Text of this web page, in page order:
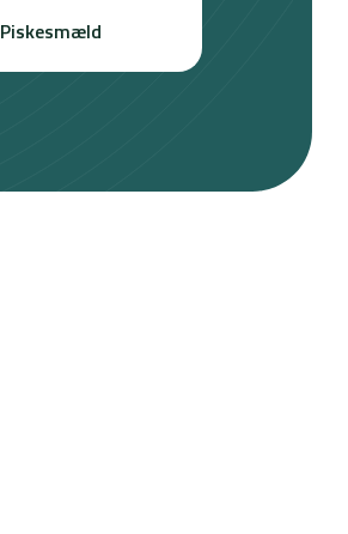
Piskesmæld